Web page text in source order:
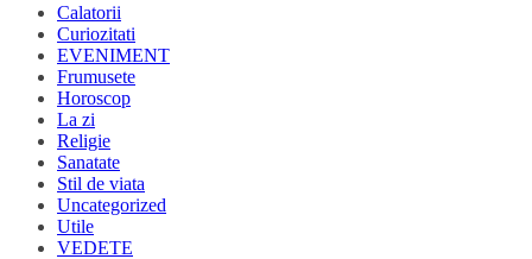
Calatorii
Curiozitati
EVENIMENT
Frumusete
Horoscop
La zi
Religie
Sanatate
Stil de viata
Uncategorized
Utile
VEDETE